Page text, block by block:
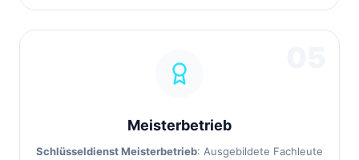
Meisterbetrieb
Schlüsseldienst Meisterbetrieb: Ausgebildete Fachleute